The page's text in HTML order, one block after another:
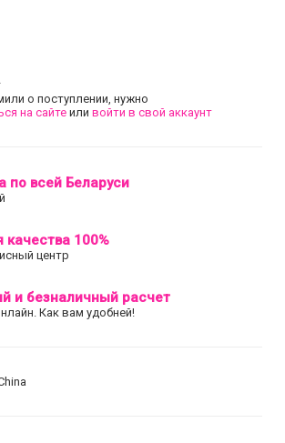
о поступлении, нужно
на сайте или войти в свой аккаунт
по всей Беларуси
качества 100%
центр
и безналичный расчет
Как вам удобней!